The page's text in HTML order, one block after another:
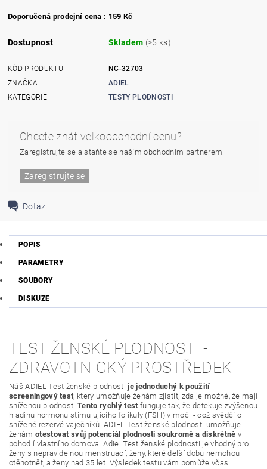
Doporučená prodejní cena : 159 Kč
Dostupnost Skladem (>5 ks)
KÓD PRODUKTU
NC-32703
ZNAČKA
ADIEL
KATEGORIE
TESTY PLODNOSTI
Chcete znát velkoobchodní cenu?
Zaregistrujte se a staňte se naším obchodním partnerem.
Zaregistrujte se
Dotaz
POPIS
PARAMETRY
SOUBORY
DISKUZE
TEST ŽENSKÉ PLODNOSTI -
ZDRAVOTNICKÝ PROSTŘEDEK
Náš ADIEL Test ženské plodnosti je jednoduchý k použití
screeningový test, který umožňuje ženám zjistit, zda je možné, že mají
sníženou plodnost.Tento rychlý test funguje tak, že detekuje zvýšenou
hladinu hormonu stimulujícího folikuly (FSH) v moči - což svědčí o
snížené rezervě vaječníků. ADIEL Test ženské plodnosti umožňuje
ženám otestovat svůj potenciál plodnosti soukromě a diskrétně v
pohodlí vlastního domova. Adiel Test ženské plodnosti je vhodný pro
ženy s nepravidelnou menstruací, ženy, které delší dobu nemohou
otěhotnět, a ženy nad 35 let. Výsledek testu vám pomůže včas